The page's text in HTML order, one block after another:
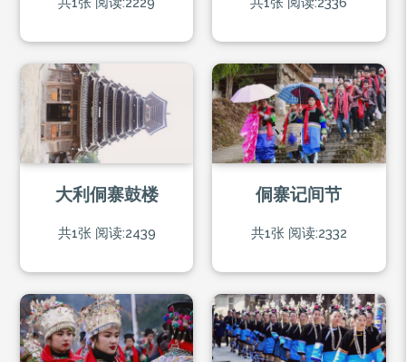
大利侗寨鼓楼
共1张 阅读:2439
侗寨记间节
共1张 阅读:2332